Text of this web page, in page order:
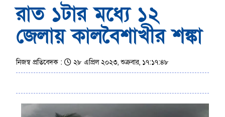
রাত ১টার মধ্যে ১২
জেলায় কালবৈশাখীর শঙ্কা
নিজস্ব প্রতিবেদক : ২৮ এপ্রিল ২০২৩, শুক্রবার, ১৭:১৭:৪৮